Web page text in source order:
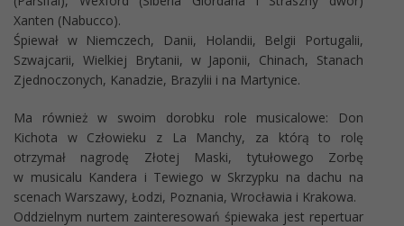
Xanten (Nabucco).
Śpiewał w Niemczech, Danii, Holandii, Belgii Portugalii,
Szwajcarii, Wielkiej Brytanii, w Japonii, Chinach, Stanach
Zjednoczonych, Kanadzie, Brazylii i na Martynice.
Ma również w swoim dorobku role musicalowe: Don
Kichota w Człowieku z La Manchy, za którą to rolę
otrzymał nagrodę Złotej Maski, tytułowego Zorbę
w musicalu Kandera i Tewiego w Skrzypku na dachu na
scenach Warszawy, Łodzi, Poznania, Wrocławia i Krakowa.
Oddzielnym nurtem zainteresowań śpiewaka jest repertuar